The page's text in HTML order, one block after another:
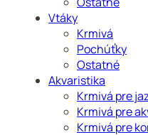
Vtáky
Krmivá
Pochúťky
Ostatné
Akvaristika
Krmivá pre
Krmivá pre
Krmivá pre